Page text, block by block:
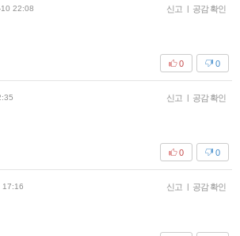
22:08 신고 | 공감 확인
0
0
신고 | 공감 확인
0
0
17:16 신고 | 공감 확인